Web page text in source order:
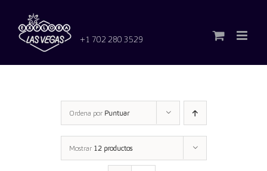
contenido
+1 702 280 3529
Ordena por Puntuar
Mostrar 12 productos